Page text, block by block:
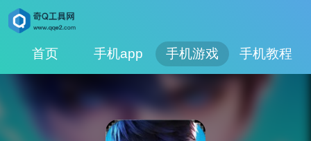
首页 手机app 手机游戏 手机教程